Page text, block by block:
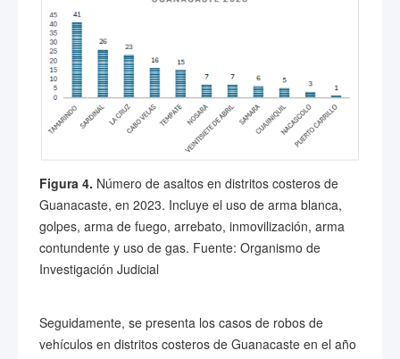
Figura 4. Número de asaltos en distritos costeros de
Guanacaste, en 2023. Incluye el uso de arma blanca,
golpes, arma de fuego, arrebato, inmovilización, arma
contundente y uso de gas. Fuente: Organismo de
Investigación Judicial
Seguidamente, se presenta los casos de robos de
vehículos en distritos costeros de Guanacaste en el año